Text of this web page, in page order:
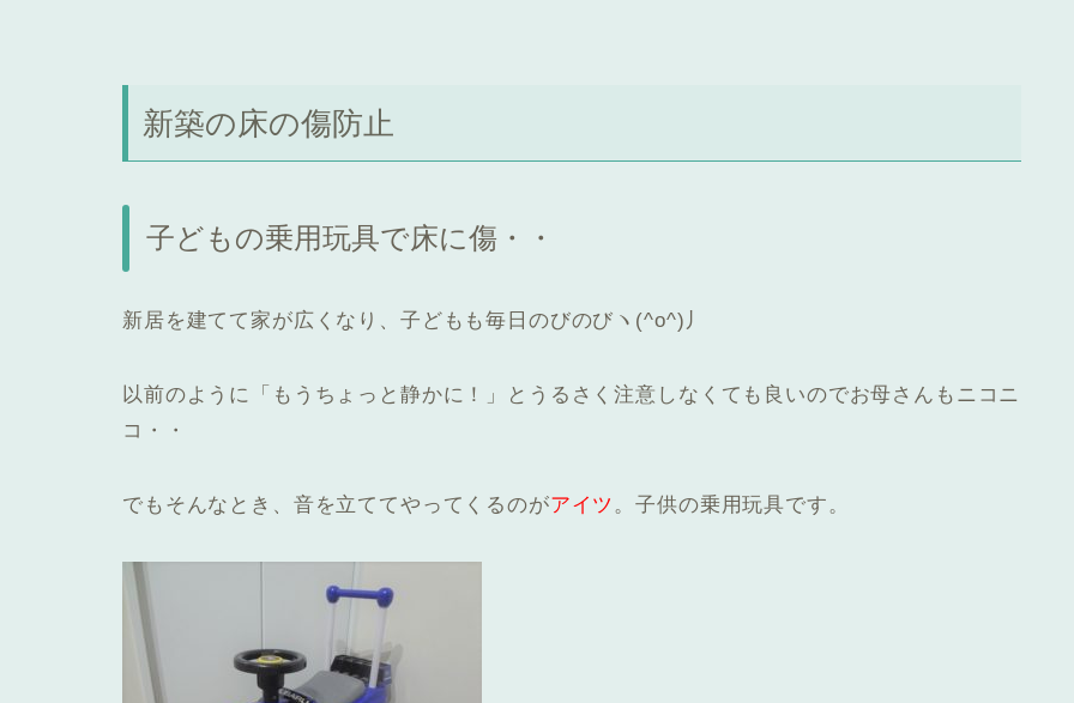
新築の床の傷防止
子どもの乗用玩具で床に傷・・
新居を建てて家が広くなり、子どもも毎日のびのびヽ(^o^)丿
以前のように「もうちょっと静かに！」とうるさく注意しなくても良いのでお母さんもニコニ
コ・・
でもそんなとき、音を立ててやってくるのがアイツ 。子供の乗用玩具です。